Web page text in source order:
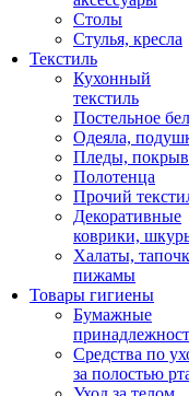
Столы
Стулья, кресла
Текстиль
Кухонный
текстиль
Постельное
Одеяла,
Пледы,
Полотенца
Прочий
Декоративные
коврики,
Халаты,
пижамы
Товары гигиены
Бумажные
Средства по
за полостью